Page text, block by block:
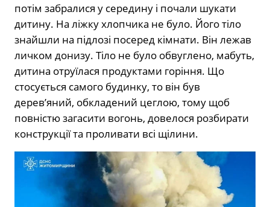
потім забралися у середину і почали шукати
дитину. На ліжку хлопчика не було. Його тіло
знайшли на підлозі посеред кімнати. Він лежав
личком донизу. Тіло не було обвуглено, мабуть,
дитина отруїлася продуктами горіння. Що
стосується самого будинку, то він був
дерев’яний, обкладений цеглою, тому щоб
повністю загасити вогонь, довелося розбирати
конструкції та проливати всі щілини.